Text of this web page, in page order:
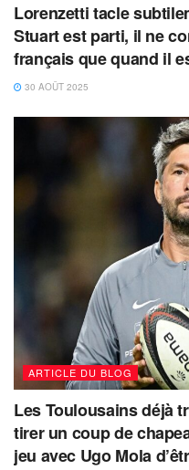
Lorenzetti tacle
Stuart est parti, il ne
français que quand il
30 AOÛT 2025
ARTICLE DU BLOG
Les Toulousains déjà
tirer un coup de
jeu avec Ugo Mola